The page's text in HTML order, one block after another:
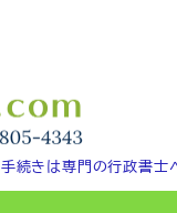
手続きは専門の行政書士